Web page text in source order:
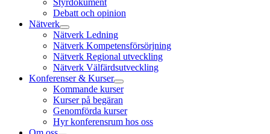
Styrdokument
Debatt och opinion
Nätverk
Nätverk Ledning
Nätverk Kompetensförsörjning
Nätverk Regional utveckling
Nätverk Välfärdsutveckling
Konferenser & Kurser
Kommande kurser
Kurser på begäran
Genomförda kurser
Hyr konferensrum hos oss